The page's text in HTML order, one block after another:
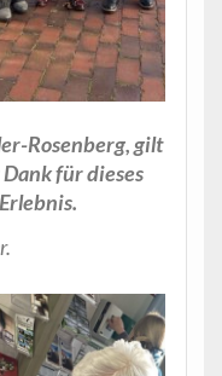
Rosenberg, gilt
für dieses